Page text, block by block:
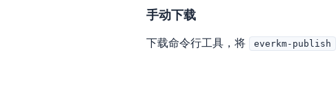
手动下载
下载命令行工具，将
everkm-publish